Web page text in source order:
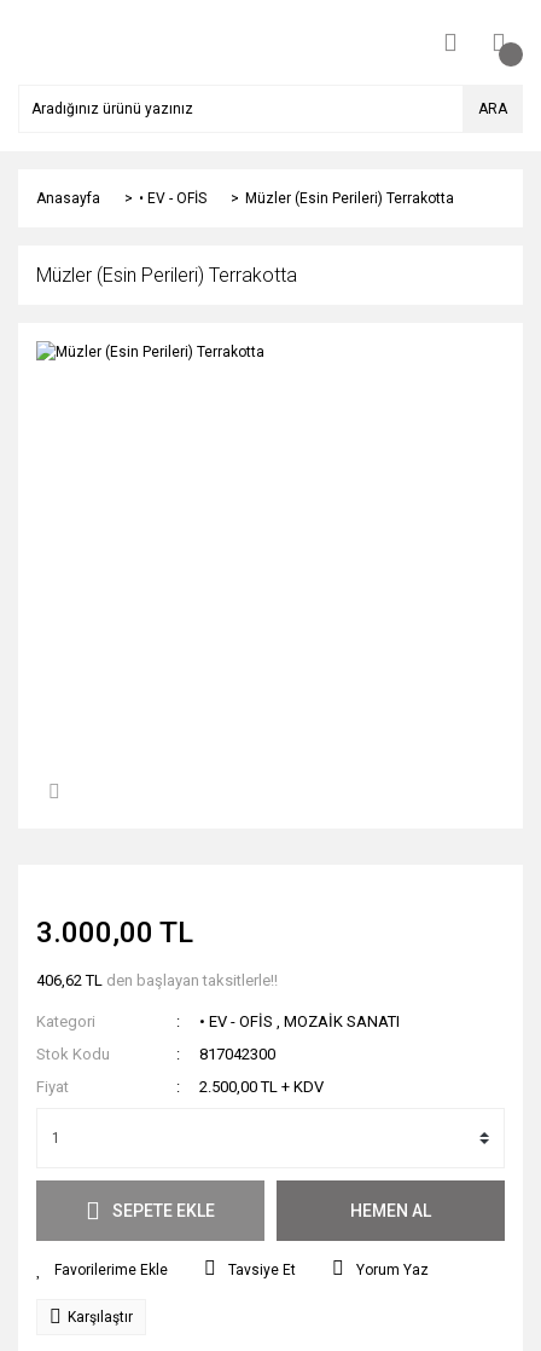
ARA
Anasayfa • EV - OFİS Müzler (Esin Perileri) Terrakotta
Müzler (Esin Perileri) Terrakotta
3.000,00 TL
406,62 TL den başlayan taksitlerle!!
Kategori • EV - OFİS ,MOZAİK SANATI
Stok Kodu
817042300
Fiyat
2.500,00 TL + KDV
SEPETE EKLE HEMEN AL
Tavsiye Et Yorum Yaz
Karşılaştır